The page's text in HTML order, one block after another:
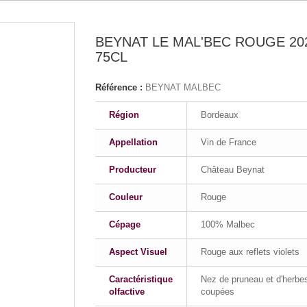
BEYNAT LE MAL'BEC ROUGE
75CL
Référence : BEYNAT MALBEC
Région Bordeaux
Appellation Vin de France
Producteur Château Beynat
Couleur Rouge
Cépage 100% Malbec
Aspect Visuel Rouge aux reflets violets
Caractéristique
olfactive
Nez de pruneau et
coupées